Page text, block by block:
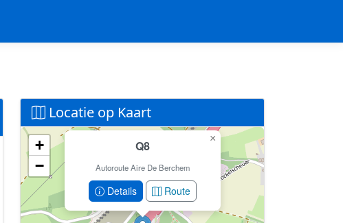
Locatie op Kaart
Geen locatiegegevens beschikbaar voor dit
station.
Dit station heeft geen GPS coördinaten in de database.
Q8
Autoroute Aire De Berchem
Details Route
×
+
−